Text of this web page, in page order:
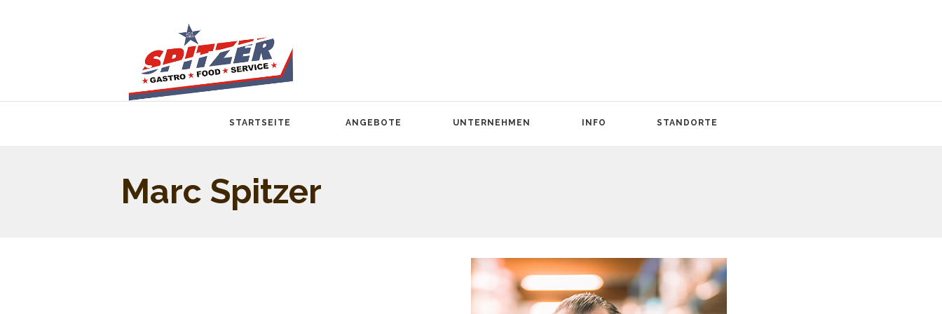
STARTSEITE ANGEBOTE UNTERNEHMEN INFO STANDORTE
Marc Spitzer